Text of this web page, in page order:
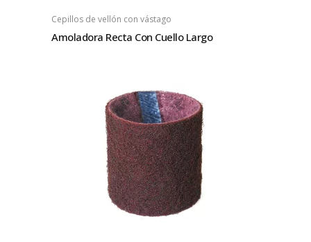
Cepillos de vellón con vástago
Amoladora Recta Con Cuello Largo